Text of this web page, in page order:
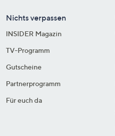
Nichts verpassen
INSIDER Magazin
TV-Programm
Gutscheine
Partnerprogramm
Für euch da